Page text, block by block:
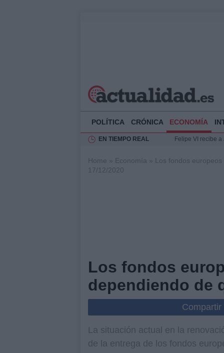
POLÍTICA CRÓNICA ECONOMÍA
EN TIEMPO REAL
Felipe VI recibe
Impacto
Home » Economía »
Los fondos
17/12/2020
Los fondos
dependiendo de
La situación actual en la
de la entrega de los fondos